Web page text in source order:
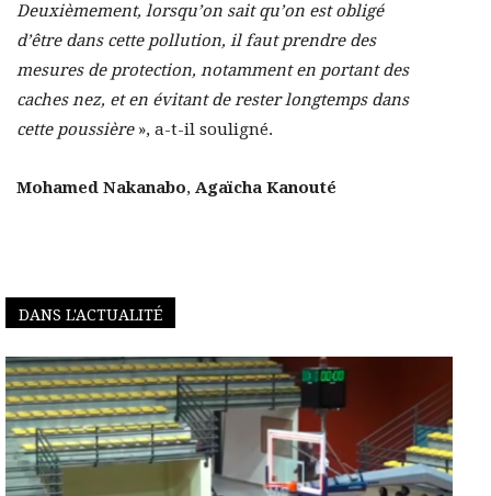
Deuxièmement, lorsqu’on sait qu’on est obligé
d’être dans cette pollution, il faut prendre des
mesures de protection, notamment en portant des
caches nez, et en évitant de rester longtemps dans
cette poussière», a-t-il souligné.
Mohamed Nakanabo, Agaïcha Kanouté
DANS L'ACTUALITÉ